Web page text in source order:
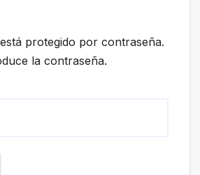
protegido por contraseña.
la contraseña.